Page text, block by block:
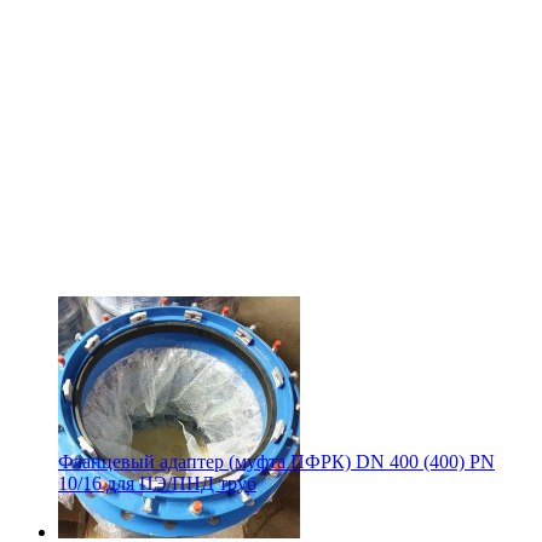
Фланцевый адаптер (муфта ПФРК) DN 400 (400) PN
10/16 для ПЭ/ПНД труб